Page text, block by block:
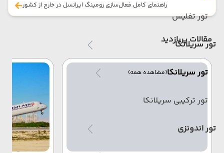
تور تفلیس
تور سریلانکا
تور سریلانکا(مشاهده همه)
تور ترکیبی سریلانکا
تور اندونزی
راهنمای کامل فعال‌سازی رومینگ ایرانسل در خارج از کشور
مقالات پربازدید